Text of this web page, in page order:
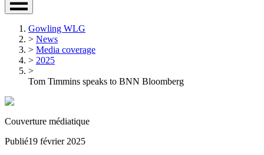
Gowling WLG
> News
> Media coverage
> 2025
>
Tom Timmins speaks to BNN Bloomberg
Couverture médiatique
Publié19 février 2025